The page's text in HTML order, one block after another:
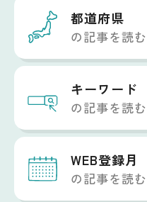
都道府県
の記事を読む
キーワード
の記事を読む
WEB登録月
の記事を読む